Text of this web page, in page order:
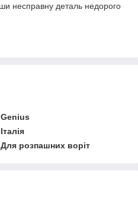
несправну деталь недорого
Genius
Італія
Для розпашних воріт